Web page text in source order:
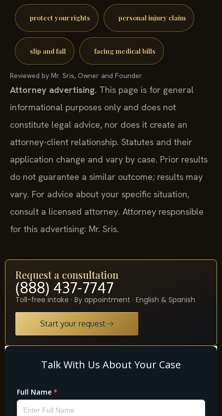
protect your rights personal injury claim
slip and fall facing medical bills
Reviewed by Mr. Sris, Owner and Founder.
Attorney advertising. This page is for general
informational purposes only and does not
constitute legal advice, nor does it create an
attorney-client relationship. Statutes and their
application change and vary by case. Prior results
do not guarantee a similar outcome; results may
vary. For advice about your specific situation,
consult a licensed attorney. Attorney responsible
for this advertising: Mr. Sris.
Request a consultation
(888) 437-7747
Toll-free intake · By appointment · English & Spanish
Start your request